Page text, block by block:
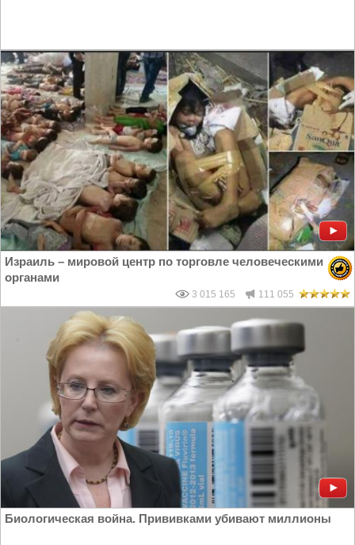
Израиль – мировой центр по торговле человеческими
органами
3 015 165 111 055
Биологическая война. Прививками убивают миллионы